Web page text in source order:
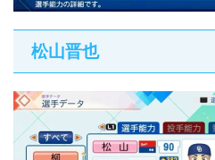
松山晋也